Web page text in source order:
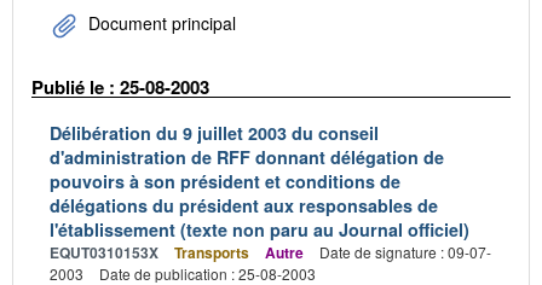
Document principal
Publié le : 25-08-2003
Délibération du 9 juillet 2003 du conseil
d'administration de RFF donnant délégation de
pouvoirs à son président et conditions de
délégations du président aux responsables de
l'établissement (texte non paru au Journal officiel)
EQUT0310153X Transports Autre
Date de signature : 09-07-
2003
Date de publication : 25-08-2003